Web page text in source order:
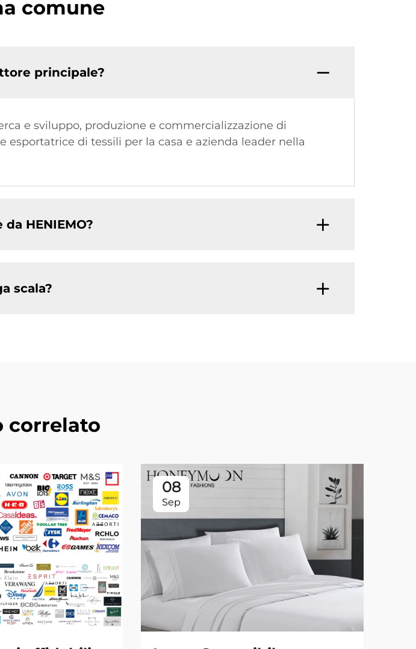
comune
principale?
e sviluppo, produzione e commercializzazione di
di tessili per la casa e azienda leader nella
HENIEMO?
scala?
correlato
08
Sep